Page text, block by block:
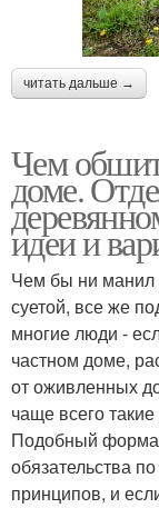
читать дальше →
Чем
доме.
идеи и
Чем бы ни манил
суетой, все же
многие люди -
частном доме,
от оживленных
чаще всего
Подобный
обязательства
принципов, и